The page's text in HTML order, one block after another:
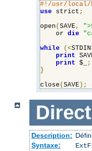
#!/usr/local/
use strict ;
open ( SAVE,
    or
die
while
(<STDIN
print
print $_
;
}
close ( SAVE );
Description:
Syntaxe: